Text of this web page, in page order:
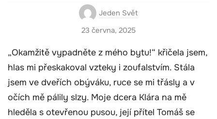
Jeden Svět
23 června, 2025
„Okamžitě vypadněte z mého bytu!“ křičela jsem,
hlas mi přeskakoval vzteky i zoufalstvím. Stála
jsem ve dveřích obýváku, ruce se mi třásly a v
očích mě pálily slzy. Moje dcera Klára na mě
hleděla s otevřenou pusou, její přítel Tomáš se